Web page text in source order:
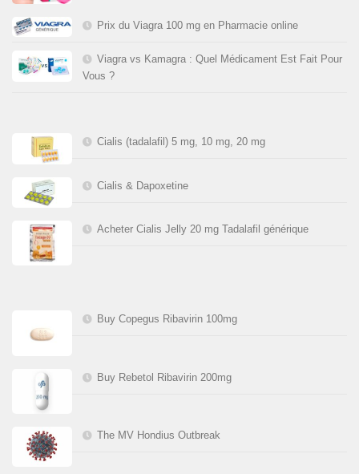
Prix du Viagra 100 mg en Pharmacie online
Viagra vs Kamagra : Quel Médicament Est Fait Pour
Vous ?
Cialis (tadalafil) 5 mg, 10 mg, 20 mg
Cialis & Dapoxetine
Acheter Cialis Jelly 20 mg Tadalafil générique
Buy Copegus Ribavirin 100mg
Buy Rebetol Ribavirin 200mg
The MV Hondius Outbreak